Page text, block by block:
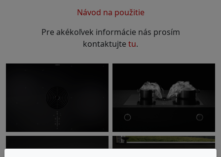
Návod na použitie
Pre akékoľvek informácie nás prosím
kontaktujte tu.